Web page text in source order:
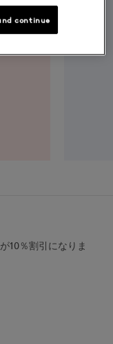
10％割引になりま
continue